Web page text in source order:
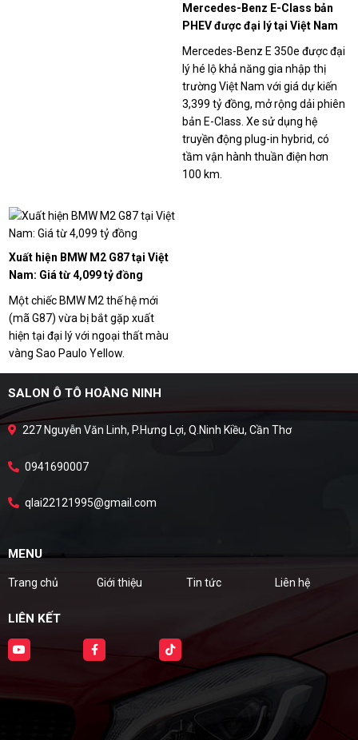
Mercedes-Benz E-Class bản
PHEV được đại lý tại Việt Nam
Mercedes-Benz E 350e được đại
lý hé lộ khả năng gia nhập thị
trường Việt Nam với giá dự kiến
3,399 tỷ đồng, mở rộng dải phiên
bản E-Class. Xe sử dụng hệ
truyền động plug-in hybrid, có
tầm vận hành thuần điện hơn
100 km.
Xuất hiện BMW M2 G87 tại Việt
Nam: Giá từ 4,099 tỷ đồng
Một chiếc BMW M2 thế hệ mới
(mã G87) vừa bị bắt gặp xuất
hiện tại đại lý với ngoại thất màu
vàng Sao Paulo Yellow.
SALON Ô TÔ HOÀNG NINH
227 Nguyễn Văn Linh, P.Hưng Lợi, Q.Ninh Kiều, Cần Thơ
0941690007
qlai22121995@gmail.com
MENU
Trang chủ Giới thiệu Tin tức Liên hệ
LIÊN KẾT